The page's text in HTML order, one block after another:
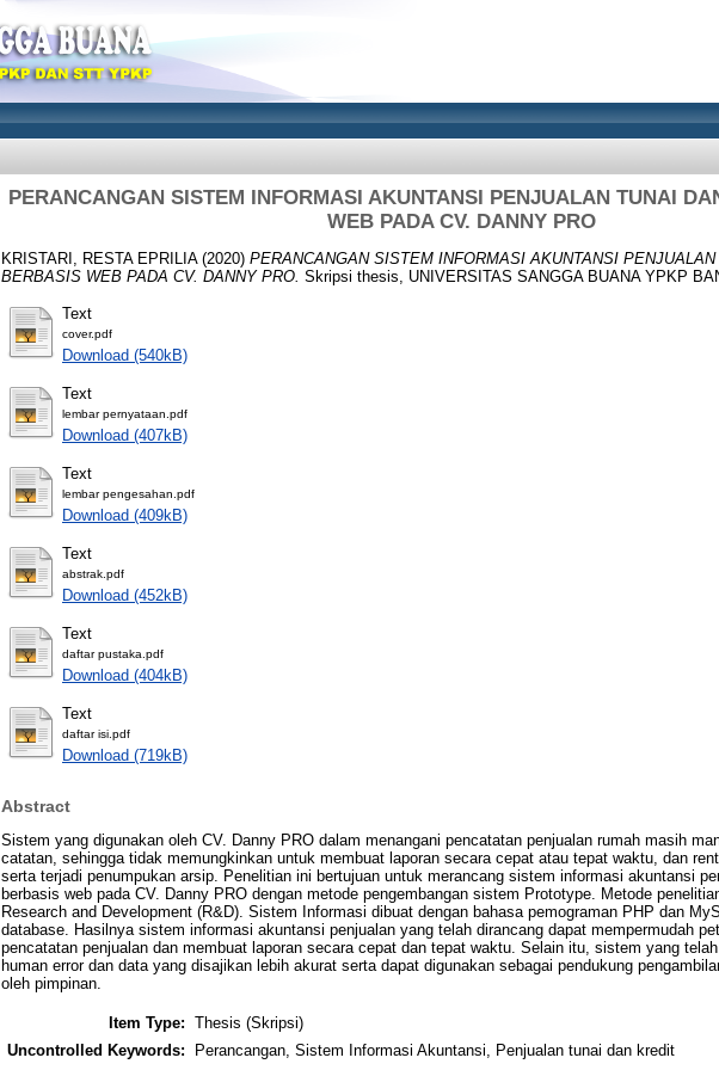
PERANCANGAN SISTEM INFORMASI AKUNTANSI PENJUALAN TUNAI
WEB PADA CV. DANNY PRO
KRISTARI, RESTA EPRILIA(2020) PERANCANGAN SISTEM INFORMASI AKUNTANSI
BERBASIS WEB PADA CV. DANNY PRO. Skripsi thesis, UNIVERSITAS SANGGA BUANA YPKP
Text
cover.pdf
Download (540kB)
Text
lembar pernyataan.pdf
Download (407kB)
Text
lembar pengesahan.pdf
Download (409kB)
Text
abstrak.pdf
Download (452kB)
Text
daftar pustaka.pdf
Download (404kB)
Text
daftar isi.pdf
Download (719kB)
Abstract
Sistem yang digunakan oleh CV. Danny PRO dalam menangani pencatatan penjualan rumah masih
catatan, sehingga tidak memungkinkan untuk membuat laporan secara cepat atau tepat waktu, dan
serta terjadi penumpukan arsip. Penelitian ini bertujuan untuk merancang sistem informasi akuntansi
berbasis web pada CV. Danny PRO dengan metode pengembangan sistem Prototype. Metode
Research and Development (R&D). Sistem Informasi dibuat dengan bahasa pemograman PHP dan
database. Hasilnya sistem informasi akuntansi penjualan yang telah dirancang dapat mempermudah
pencatatan penjualan dan membuat laporan secara cepat dan tepat waktu. Selain itu, sistem yang
human error dan data yang disajikan lebih akurat serta dapat digunakan sebagai pendukung
oleh pimpinan.
Item Type: Thesis (Skripsi)
Uncontrolled Keywords:
Perancangan, Sistem Informasi Akuntansi, Penjualan tunai dan kredit